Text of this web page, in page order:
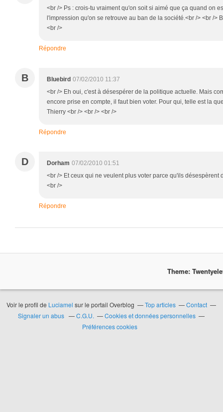
<br /> Ps : crois-tu vraiment qu'on soit si aimé que ça quand on
l'impression qu'on se retrouve au ban de la société.<br /> <br />
<br />
Répondre
B Bluebird 07/02/2010 11:37
<br /> Eh oui, c'est à désespérer de la politique actuelle. Mais
encore prise en compte, il faut bien voter. Pour qui, telle est la
Thierry <br /> <br /> <br />
Répondre
D Dorham 07/02/2010 01:51
<br /> Et ceux qui ne veulent plus voter parce qu'ils désespèrent
<br />
Répondre
Theme:
Voir le profil de Luciamel sur le portail Overblog Top articles
Contact
Signaler un abus
C.G.U.
Cookies et données personnelles
Préférences cookies